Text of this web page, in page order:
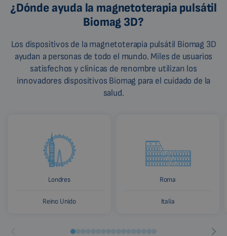
¿Dónde ayuda la magnetoterapia pulsátil
Biomag 3D?
Los dispositivos de la magnetoterapia pulsátil Biomag 3D
ayudan a personas de todo el mundo. Miles de usuarios
satisfechos y clínicas de renombre utilizan los
innovadores dispositivos Biomag para el cuidado de la
salud.
Londres
Reino Unido
Roma
Italia